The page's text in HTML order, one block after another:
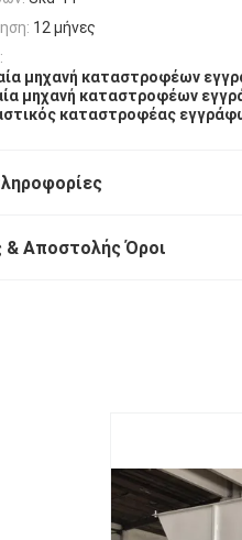
12 μήνες
μηχανή καταστροφέων
μηχανή καταστροφέων
καταστροφέας
& Αποστολής Όροι